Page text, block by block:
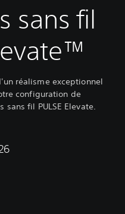
sans fil
réalisme exceptionnel
configuration de
sans fil PULSE Elevate.